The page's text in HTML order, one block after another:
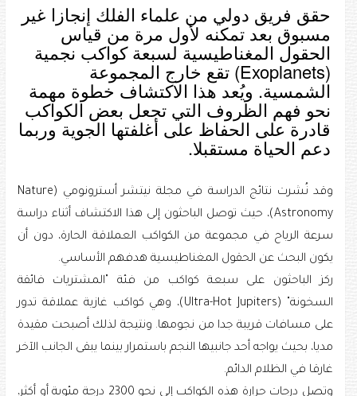
حقق فريق دولي من علماء الفلك إنجازا غير
مسبوق بعد تمكنه لأول مرة من قياس
الحقول المغناطيسية لسبعة كواكب نجمية
(Exoplanets) تقع خارج المجموعة
الشمسية. ويُعد هذا الاكتشاف خطوة مهمة
نحو فهم الظروف التي تجعل بعض الكواكب
قادرة على الحفاظ على أغلفتها الجوية وربما
دعم الحياة مستقبلا.
وقد نُشرت نتائج الدراسة في مجلة نيتشر أسترونومي (Nature
Astronomy)، حيث توصل الباحثون إلى هذا الاكتشاف أثناء دراسة
سرعة الرياح في مجموعة من الكواكب العملاقة الحارة، دون أن
يكون البحث عن الحقول المغناطيسية هدفهم الأساسي.
ركز الباحثون على سبعة كواكب من فئة "المشتريات فائقة
السخونة" (Ultra-Hot Jupiters)، وهي كواكب غازية عملاقة تدور
على مسافات قريبة جدا من نجومها. ونتيجة لذلك أصبحت مقيدة
مديا، بحيث يواجه أحد جانبيها النجم باستمرار بينما يبقى الجانب الآخر
غارقا في الظلام الدائم.
وتصل درجات حرارة هذه الكواكب إلى نحو 2300 درجة مئوية أو أكثر،